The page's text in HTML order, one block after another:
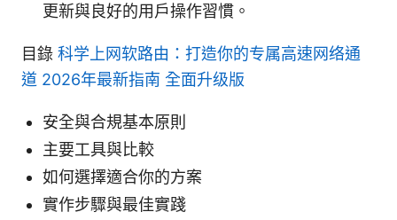
更新與良好的用戶操作習慣。
目錄 科学上网软路由：打造你的专属高速网络通
道 2026年最新指南 全面升级版
安全與合規基本原則
主要工具與比較
如何選擇適合你的方案
實作步驟與最佳實踐